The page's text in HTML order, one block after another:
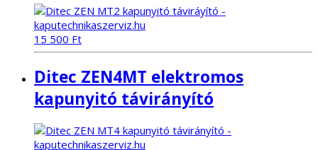
15 500 Ft
Ditec ZEN4MT elektromos
kapunyitó távirányító